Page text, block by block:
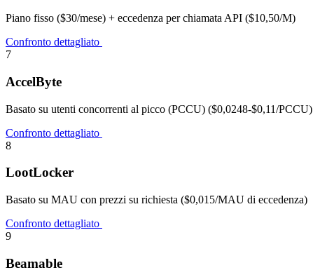
Piano fisso ($30/mese) + eccedenza per chiamata API ($10,50/M)
Confronto dettagliato
7
AccelByte
Basato su utenti concorrenti al picco (PCCU) ($0,0248-$0,11/PCCU)
Confronto dettagliato
8
LootLocker
Basato su MAU con prezzi su richiesta ($0,015/MAU di eccedenza)
Confronto dettagliato
9
Beamable